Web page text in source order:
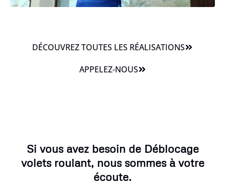
DÉCOUVREZ TOUTES LES RÉALISATIONS
APPELEZ-NOUS
Si vous avez besoin de Déblocage
volets roulant, nous sommes à votre
écoute.